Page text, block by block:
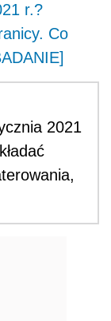
r.?
Co
2021